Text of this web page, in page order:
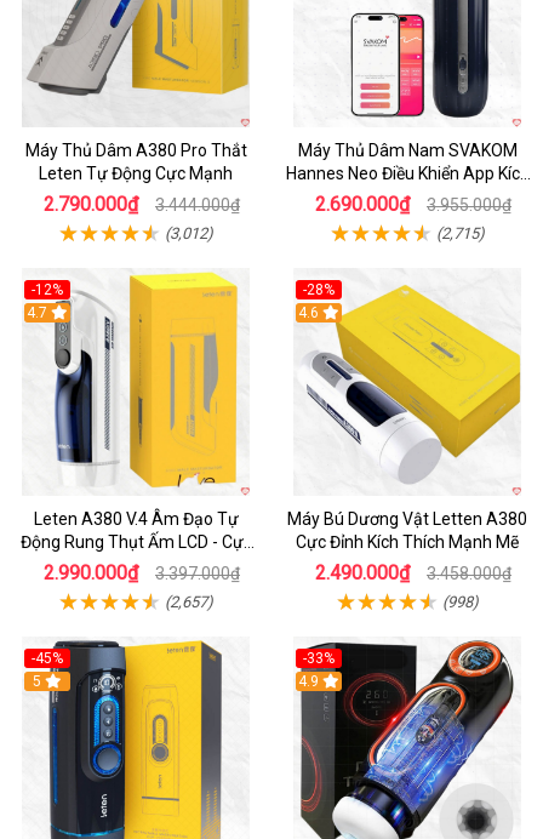
Máy Thủ Dâm A380 Pro Thắt
Leten Tự Động Cực Mạnh
2.790.000₫ 3.444.000₫
(3,012)
Máy Thủ Dâm Nam SVAKOM
Hannes Neo Điều Khiển App Kích
Thích
2.690.000₫ 3.955.000₫
(2,715)
-12%
Hot
4.7
Leten A380 V.4 Âm Đạo Tự
Động Rung Thụt Ấm LCD - Cực
Phê
2.990.000₫ 3.397.000₫
(2,657)
-28%
Hot
4.6
Máy Bú Dương Vật Letten A380
Cực Đỉnh Kích Thích Mạnh Mẽ
2.490.000₫ 3.458.000₫
(998)
-45%
Hot
5
-33%
Hot
4.9